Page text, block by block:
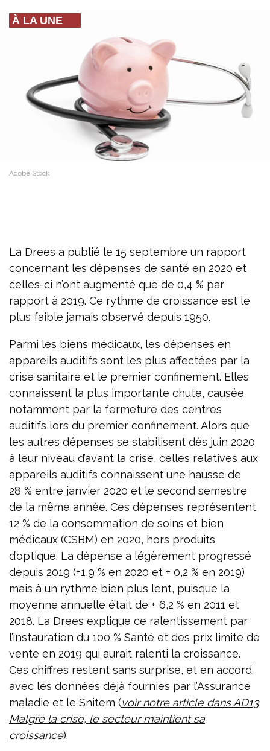
À LA UNE
Adobe Stock
La Drees a publié le 15 septembre un rapport
concernant les dépenses de santé en 2020 et
celles-ci n’ont augmenté que de 0,4 % par
rapport à 2019. Ce rythme de croissance est le
plus faible jamais observé depuis 1950.
Parmi les biens médicaux, les dépenses en
appareils auditifs sont les plus affectées par la
crise sanitaire et le premier confinement. Elles
connaissent la plus importante chute, causée
notamment par la fermeture des centres
auditifs lors du premier confinement. Alors que
les autres dépenses se stabilisent dès juin 2020
à leur niveau d’avant la crise, celles relatives aux
appareils auditifs connaissent une hausse de
28 % entre janvier 2020 et le second semestre
de la même année. Ces dépenses représentent
12 % de la consommation de soins et bien
médicaux (CSBM) en 2020, hors produits
d’optique. La dépense a légèrement progressé
depuis 2019 (+1,9 % en 2020 et + 0,2 % en 2019)
mais à un rythme bien plus lent, puisque la
moyenne annuelle était de + 6,2 % en 2011 et
2018. La Drees explique ce ralentissement par
l’instauration du 100 % Santé et des prix limite de
vente en 2019 qui aurait ralenti la croissance.
Ces chiffres restent sans surprise, et en accord
avec les données déjà fournies par l’Assurance
maladie et le Snitem (voir notre article dans AD13
Malgré la crise, le secteur maintient sa
croissance).